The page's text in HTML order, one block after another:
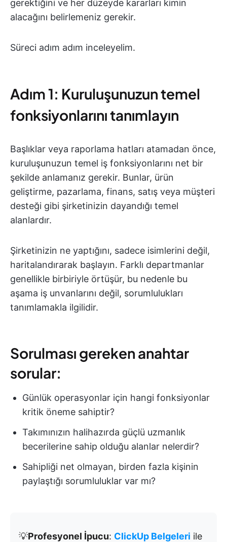
gerektiğini ve her düzeyde kararları kimin
alacağını belirlemeniz gerekir.
Süreci adım adım inceleyelim.
Adım 1: Kuruluşunuzun temel
fonksiyonlarını tanımlayın
Başlıklar veya raporlama hatları atamadan önce,
kuruluşunuzun temel iş fonksiyonlarını net bir
şekilde anlamanız gerekir. Bunlar, ürün
geliştirme, pazarlama, finans, satış veya müşteri
desteği gibi şirketinizin dayandığı temel
alanlardır.
Şirketinizin ne yaptığını, sadece isimlerini değil,
haritalandırarak başlayın. Farklı departmanlar
genellikle birbiriyle örtüşür, bu nedenle bu
aşama iş unvanlarını değil, sorumlulukları
tanımlamakla ilgilidir.
Sorulması gereken anahtar
sorular:
Günlük operasyonlar için hangi fonksiyonlar
kritik öneme sahiptir?
Takımınızın halihazırda güçlü uzmanlık
becerilerine sahip olduğu alanlar nelerdir?
Sahipliği net olmayan, birden fazla kişinin
paylaştığı sorumluluklar var mı?
💡Profesyonel İpucu: ClickUp Belgeleri ile